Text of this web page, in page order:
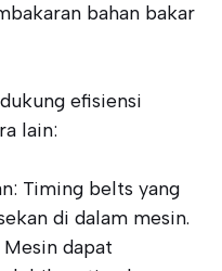
bahan bakar
efisiensi
lain:
Timing belts yang
di dalam mesin.
dapat